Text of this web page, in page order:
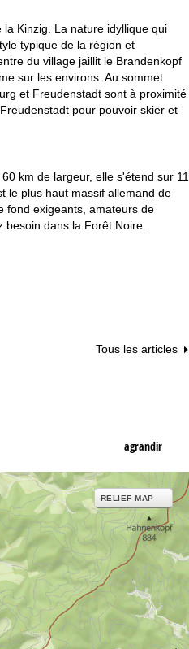
Kinzig. La nature idyllique qui
typique de la région et
du village jaillit le Brandenkopf
sur les environs. Au sommet
et Freudenstadt sont à proximité
pour pouvoir skier et
km de largeur, elle s'étend sur 11
le plus haut massif allemand de
fond exigeants, amateurs de
dans la Forêt Noire.
Tous les articles
agrandir
RELIEF MAP